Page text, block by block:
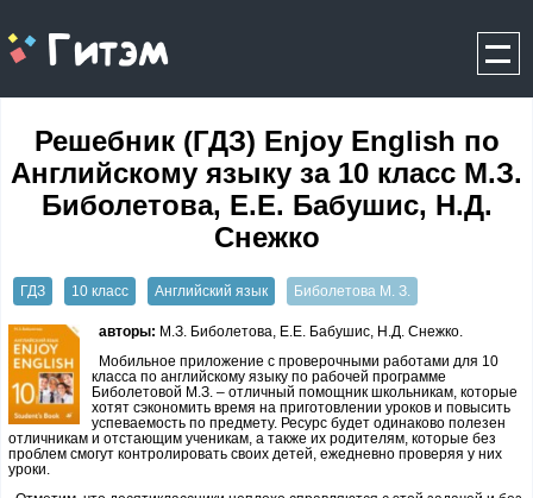
gitem.me
Решебник (ГДЗ) Enjoy English по
Английскому языку за 10 класс М.З.
Биболетова, Е.Е. Бабушис, Н.Д.
Снежко
ГДЗ 10 класс Английский язык Биболетова М. З.
авторы: М.З. Биболетова, Е.Е. Бабушис, Н.Д. Снежко.
Мобильное приложение с проверочными работами для 10
класса по английскому языку по рабочей программе
Биболетовой М.З. – отличный помощник школьникам, которые
хотят сэкономить время на приготовлении уроков и повысить
успеваемость по предмету. Ресурс будет одинаково полезен
отличникам и отстающим ученикам, а также их родителям, которые без
проблем смогут контролировать своих детей, ежедневно проверяя у них
уроки.